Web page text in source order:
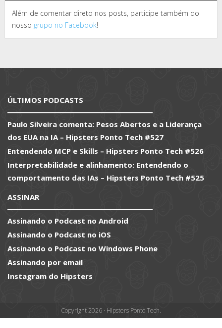
Além de comentar direto nos posts, participe também do
nosso grupo no Facebook!
ÚLTIMOS PODCASTS
Paulo Silveira comenta: Pesos Abertos e a Liderança
dos EUA na IA – Hipsters Ponto Tech #527
Entendendo MCP e Skills – Hipsters Ponto Tech #526
Interpretabilidade e alinhamento: Entendendo o
comportamento das IAs – Hipsters Ponto Tech #525
ASSINAR
Assinando o Podcast no Android
Assinando o Podcast no iOS
Assinando o Podcast no Windows Phone
Assinando por email
Instagram do Hipsters
Copyright 2026 · Hipsters Ponto Tech.